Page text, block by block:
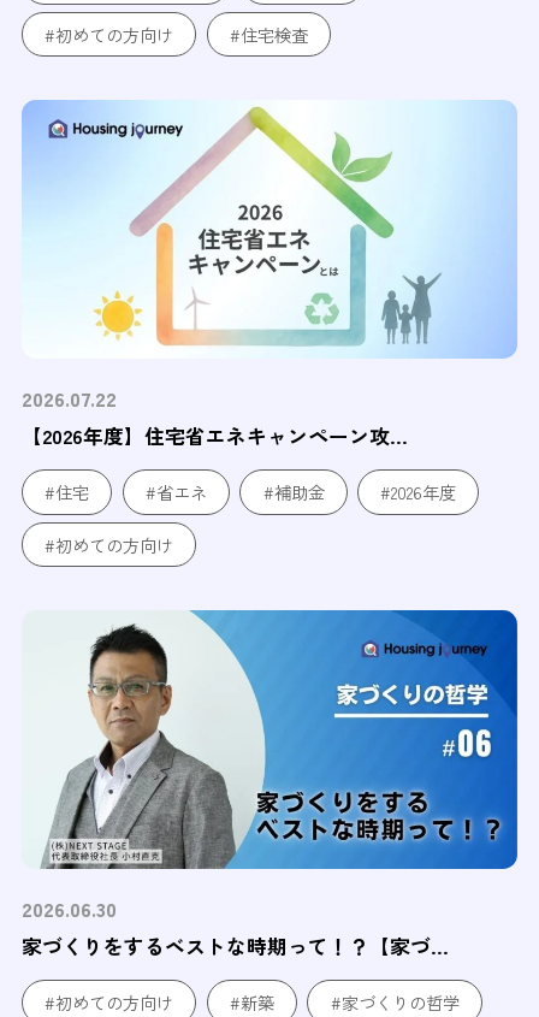
#初めての方向け #住宅検査
2026.07.22
【2026年度】住宅省エネキャンペーン攻...
#住宅 #省エネ #補助金 #2026年度
#初めての方向け
2026.06.30
家づくりをするベストな時期って！？【家づ...
#初めての方向け #新築 #家づくりの哲学